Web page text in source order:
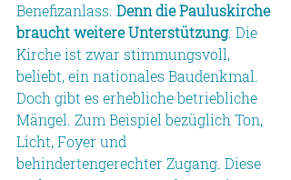
Benefizanlass. Denn die Pauluskirche
braucht weitere Unterstützung. Die
Kirche ist zwar stimmungsvoll,
beliebt, ein nationales Baudenkmal.
Doch gibt es erhebliche betriebliche
Mängel. Zum Beispiel bezüglich Ton,
Licht, Foyer und
behindertengerechter Zugang. Diese